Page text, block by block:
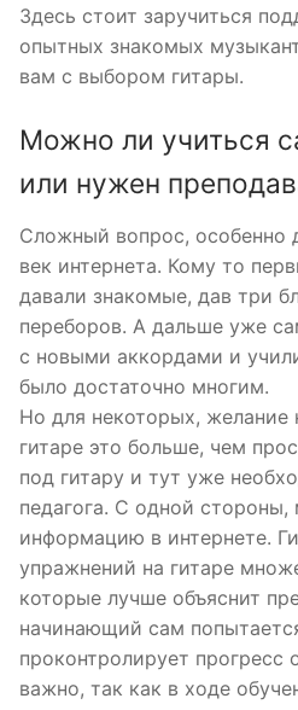
Здесь стоит заручиться
опытных знакомых
вам с выбором гитары.
Можно ли учиться
или нужен
Сложный вопрос, особенно
век интернета. Кому то
давали знакомые, дав три
переборов. А дальше уже
с новыми аккордами и
было достаточно многим.
Но для некоторых, желание
гитаре это больше, чем
под гитару и тут уже
педагога. С одной
информацию в интернете.
упражнений на гитаре
которые лучше объяснит
начинающий сам
проконтролирует прогресс
важно, так как в ходе